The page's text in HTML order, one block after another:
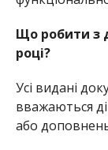
Що робити з
році?
Усі видані
вважаються
або